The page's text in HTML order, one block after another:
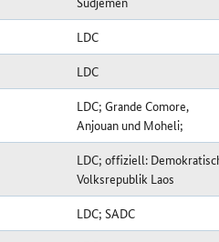
LDC
LDC
LDC; Grande Comore,
Anjouan und Moheli;
LDC; offiziell:
Volksrepublik Laos
LDC; SADC